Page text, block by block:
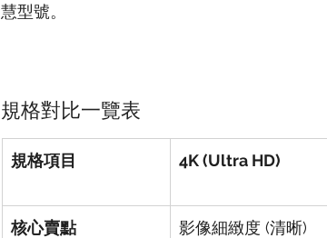
慧型號。
規格對比一覽表
規格項目 4K (Ultra HD)
核心賣點 影像細緻度 (清晰)